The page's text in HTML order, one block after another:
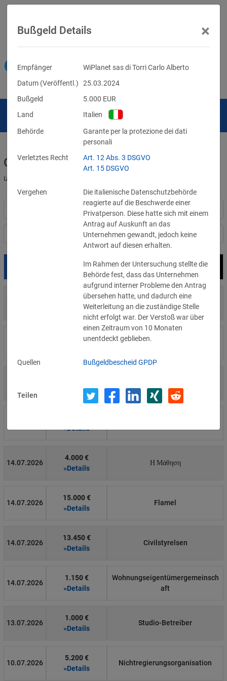
Geldbußen für DSGVO-Verstöße
und für Verletzungen anderer Datenschutzgesetze
Nach Land filtern
Bußgeld Empfänger
29.07.2026
700 €
»Details
Privatperson
1.715.600 €
Wind Tre
»Details
»Details
14.07.2026
4.000 €
»Details
Η Μάθηση
14.07.2026
15.000 €
»Details
Flamel
14.07.2026
13.450 €
»Details
Civilstyrelsen
14.07.2026
1.150 €
»Details
Wohnungseigentümergemeinsch
aft
13.07.2026
1.000 €
»Details
Studio-Betreiber
10.07.2026
5.200 €
»Details
Nichtregierungsorganisation
Bußgeld Details ×
Empfänger
WiPlanet sas di Torri Carlo Alberto
Datum (Veröffentl.)
25.03.2024
Bußgeld
5.000 EUR
Land
Italien
Behörde
Garante per la protezione dei dati
personali
Verletztes Recht
Art. 12 Abs. 3 DSGVO
Art. 15 DSGVO
Vergehen
Die italienische Datenschutzbehörde
reagierte auf die Beschwerde einer
Privatperson. Diese hatte sich mit einem
Antrag auf Auskunft an das
Unternehmen gewandt, jedoch keine
Antwort auf diesen erhalten.
Im Rahmen der Untersuchung stellte die
Behörde fest, dass das Unternehmen
aufgrund interner Probleme den Antrag
übersehen hatte, und dadurch eine
Weiterleitung an die zuständige Stelle
nicht erfolgt war. Der Verstoß war über
einen Zeitraum von 10 Monaten
unentdeckt geblieben.
Quellen Bußgeldbescheid GPDP
Teilen